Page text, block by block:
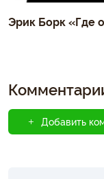
Эрик Борк «Где
Добавить